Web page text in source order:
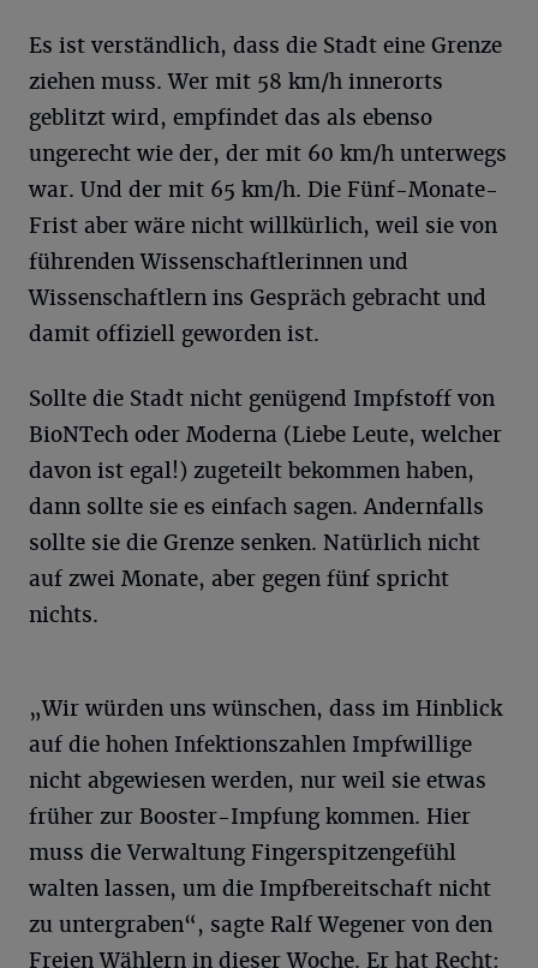
Es ist verständlich, dass die Stadt eine Grenze
ziehen muss. Wer mit 58 km/h innerorts
geblitzt wird, empfindet das als ebenso
ungerecht wie der, der mit 60 km/h unterwegs
war. Und der mit 65 km/h. Die Fünf-Monate-
Frist aber wäre nicht willkürlich, weil sie von
führenden Wissenschaftlerinnen und
Wissenschaftlern ins Gespräch gebracht und
damit offiziell geworden ist.
Sollte die Stadt nicht genügend Impfstoff von
BioNTech oder Moderna (Liebe Leute, welcher
davon ist egal!) zugeteilt bekommen haben,
dann sollte sie es einfach sagen. Andernfalls
sollte sie die Grenze senken. Natürlich nicht
auf zwei Monate, aber gegen fünf spricht
nichts.
„Wir würden uns wünschen, dass im Hinblick
auf die hohen Infektionszahlen Impfwillige
nicht abgewiesen werden, nur weil sie etwas
früher zur Booster-Impfung kommen. Hier
muss die Verwaltung Fingerspitzengefühl
walten lassen, um die Impfbereitschaft nicht
zu untergraben“, sagte Ralf Wegener von den
Freien Wählern in dieser Woche. Er hat Recht: